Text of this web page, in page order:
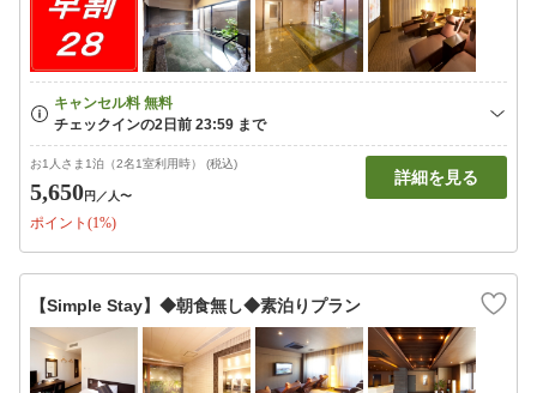
お1人さま1泊（2名1室利用時） (税込)
5,650円 ／人〜
ポイント(1%)
詳細を見る
【Simple Stay】◆朝食無し◆素泊りプラン